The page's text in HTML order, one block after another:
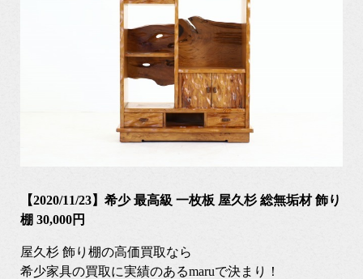
【2020/11/23】希少 最高級 一枚板 屋久杉 総無垢材 飾り
棚 30,000円
屋久杉 飾り棚の高価買取なら
希少家具の買取に実績のあるmaruで決まり！